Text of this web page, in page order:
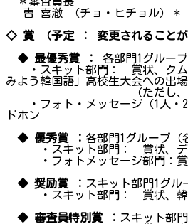
曺 喜澈 （チョ・ヒチョル）＊
◇ 賞 （予定 ： 変更されることが
◆ 最優秀賞 ：
各部門1グルー
・スキット部門： 賞状、クム
みよう韓国語」高校生大会への出
（ただし、高校生の
・フォト・メッセージ（1人・
ドホン
◆ 優秀賞 ： 各部門1グループ（
・スキット部門： 賞状、デ
・フォトメッセージ部門：賞
◆ 奨励賞 ： スキット部門1グル
・スキット部門： 賞状、韓
◆ 審査員特別賞 ： スキット部